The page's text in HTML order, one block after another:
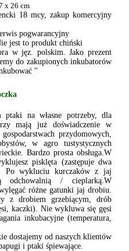
x 26 cm
18 mcy, zakup komercyjny
pogwarancyjny
jest to produkt chiński
w jęz. polskim. Jako prezent
do zakupionych inkubatorów
"
ptaki na własne potrzeby, dla
mają już doświadczenie w
przydomowych,
w agro tustystycznych
Bardzo prosta obsługa.W
pisklęta (zastępuje dwa
Po wykluciu kurczaków z jaj
odchowalnią / cieplarką.W
różne gatunki jaj drobiu.
z drobiem grzebiącym, drób
kaczki). Nie wykluwa się gęsi
inkubacyjne (temperatura,
dostajemy od naszych klientów
i ptaki śpiewające.